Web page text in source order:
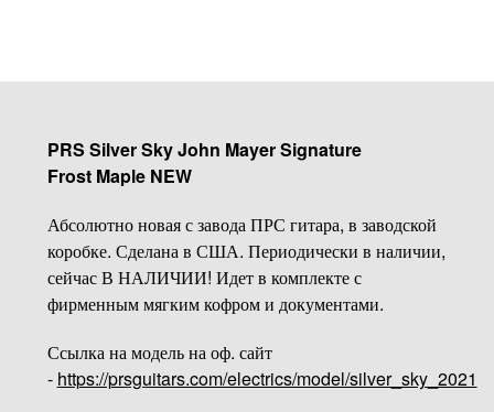
PRS Silver Sky John Mayer Signature
Frost Maple NEW
Абсолютно новая с завода ПРС гитара, в заводской
коробке. Сделана в США. Периодически в наличии,
сейчас В НАЛИЧИИ! Идет в комплекте с
фирменным мягким кофром и документами.
Ссылка на модель на оф. сайт
- https://prsguitars.com/electrics/model/silver_sky_2021